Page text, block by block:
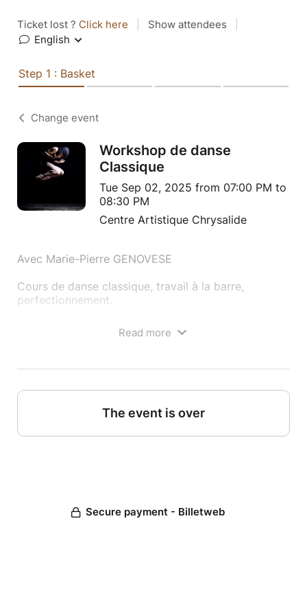
Ticket lost ? Click here Show attendees
English
Step 1 : Basket
Change event
Workshop de danse
Classique
Tue Sep 02, 2025 from 07:00 PM to
08:30 PM
Centre Artistique Chrysalide
Avec Marie-Pierre GENOVESE
Cours de danse classique, travail à la barre,
perfectionnement.
Ados Adultes tous niveaux.
Read more
The event is over
Secure payment - Billetweb